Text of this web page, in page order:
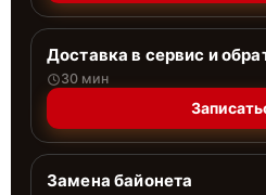
Доставка в сервис и
30 мин
Замена байонета